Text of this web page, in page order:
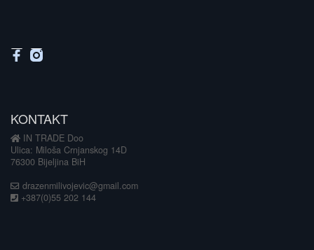
KONTAKT
IN TRADE Doo
Ulica: Miloša Crnjanskog 14D
76300 Bijeljina BiH
drazenmilivojevic@gmail.com
+387(0)55 202 144